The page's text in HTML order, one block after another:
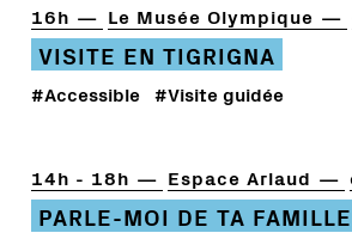
16h Le Musée Olympique
VISITE EN TIGRIGNA
#Accessible #Visite guidée
14h - 18h Espace Arlaud
PARLE-MOI DE TA FAMILLE